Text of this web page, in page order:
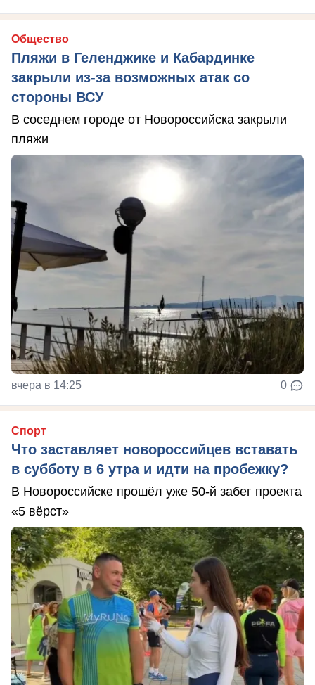
Общество
Пляжи в Геленджике и Кабардинке
закрыли из-за возможных атак со
стороны ВСУ
В соседнем городе от Новороссийска закрыли
пляжи
вчера в 14:25 0
Спорт
Что заставляет новороссийцев вставать
в субботу в 6 утра и идти на пробежку?
В Новороссийске прошёл уже 50-й забег проекта
«5 вёрст»